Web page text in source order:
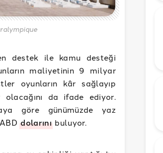
destek ile kamu desteği
maliyetinin 9 milyar
oyunların kâr sağlayıp
da ifade ediyor.
göre günümüzde yaz
dolarınıbuluyor.